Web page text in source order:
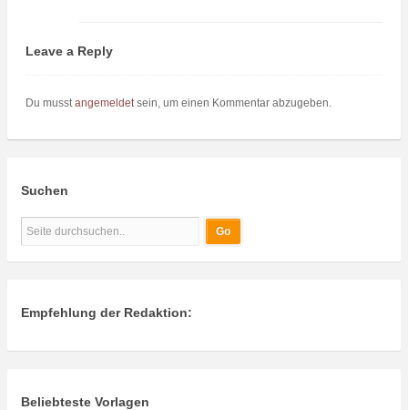
Leave a Reply
Du musst angemeldet sein, um einen Kommentar abzugeben.
Suchen
Empfehlung der Redaktion:
Beliebteste Vorlagen